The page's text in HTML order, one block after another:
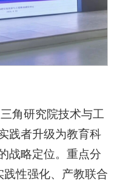
角研究院技术与工
践者升级为教育科
战略定位。重点分
性强化、产教联合